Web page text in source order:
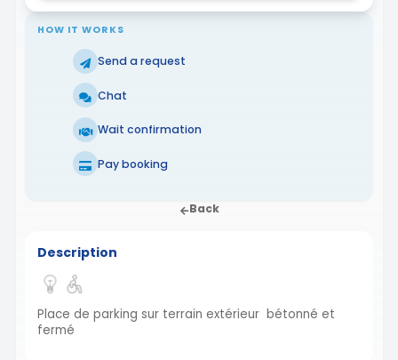
HOW IT WORKS
Send a request
Chat
Wait confirmation
Pay booking
Back
Description
Place de parking sur terrain extérieur bétonné et
fermé